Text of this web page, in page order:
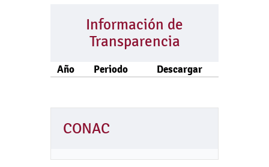
Información de
Transparencia
Año Periodo Descargar
CONAC